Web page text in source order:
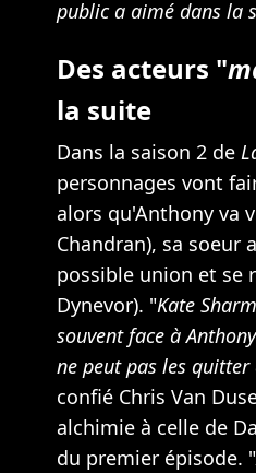
public a aimé dans la
Des acteurs "
la suite
Dans la saison 2 de
personnages vont
alors qu'Anthony va
Chandran), sa soeur
possible union et se
Dynevor). "Kate
souvent face à
ne peut pas les
confié Chris Van
alchimie à celle de
du premier épisode. "